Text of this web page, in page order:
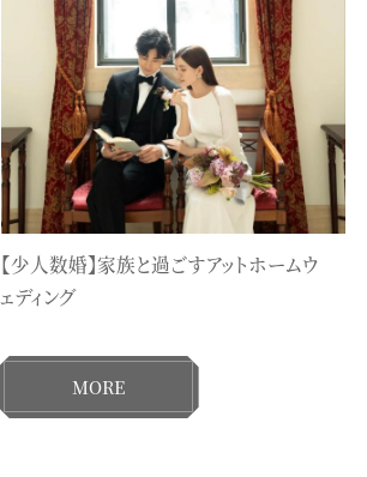
【少人数婚】家族と過ごすアットホームウ
ェディング
MORE